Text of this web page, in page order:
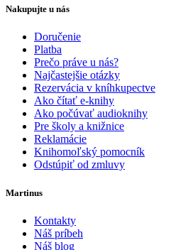
Nakupujte u nás
Doručenie
Platba
Prečo práve u nás?
Najčastejšie otázky
Rezervácia v kníhkupectve
Ako čítať e-knihy
Ako počúvať audioknihy
Pre školy a knižnice
Reklamácie
Knihomoľský pomocník
Odstúpiť od zmluvy
Martinus
Kontakty
Náš príbeh
Náš blog